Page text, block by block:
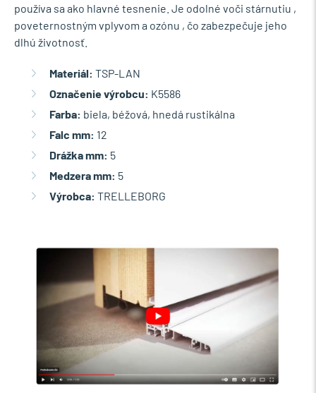
používa sa ako hlavné tesnenie. Je odolné voči stárnutiu ,
poveternostným vplyvom a ozónu , čo zabezpečuje jeho
dlhú životnosť.
Materiál: TSP-LAN
Označenie výrobcu: K5586
Farba: biela, béžová, hnedá rustikálna
Falc mm: 12
Drážka mm: 5
Medzera mm: 5
Výrobca: TRELLEBORG